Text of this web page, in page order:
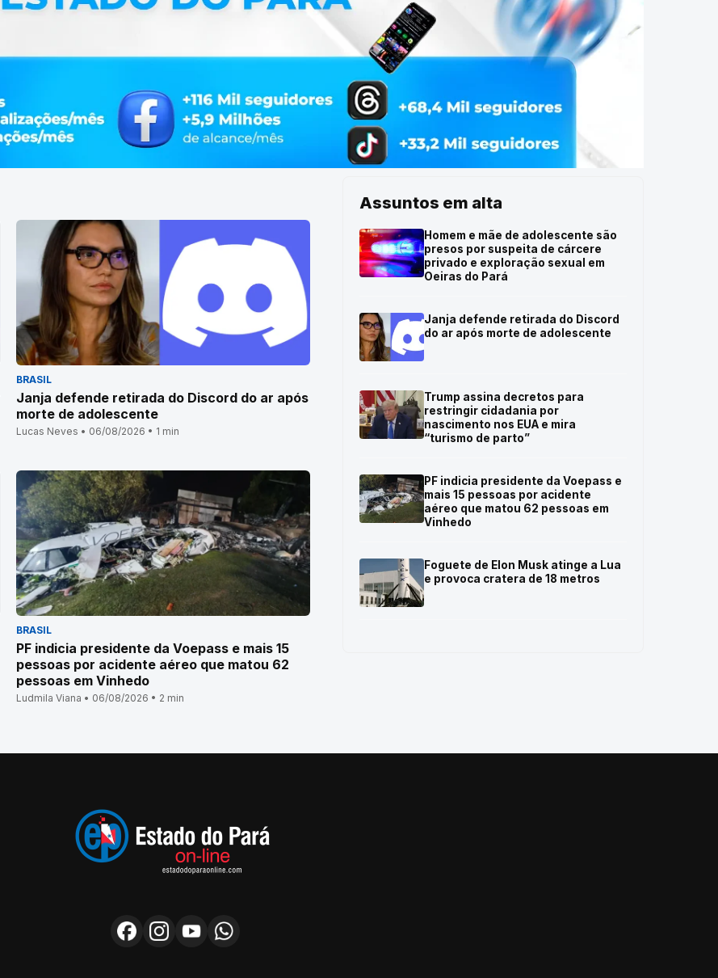
BRASIL
Janja defende retirada do Discord do ar após
morte de adolescente
Lucas Neves • 06/08/2026 • 1 min
BRASIL
PF indicia presidente da Voepass e mais 15
pessoas por acidente aéreo que matou 62
pessoas em Vinhedo
Ludmila Viana • 06/08/2026 • 2 min
Assuntos em alta
Homem e mãe de adolescente são
presos por suspeita de cárcere
privado e exploração sexual em
Oeiras do Pará
Janja defende retirada do Discord
do ar após morte de adolescente
Trump assina decretos para
restringir cidadania por
nascimento nos EUA e mira
“turismo de parto”
PF indicia presidente da Voepass e
mais 15 pessoas por acidente
aéreo que matou 62 pessoas em
Vinhedo
Foguete de Elon Musk atinge a Lua
e provoca cratera de 18 metros